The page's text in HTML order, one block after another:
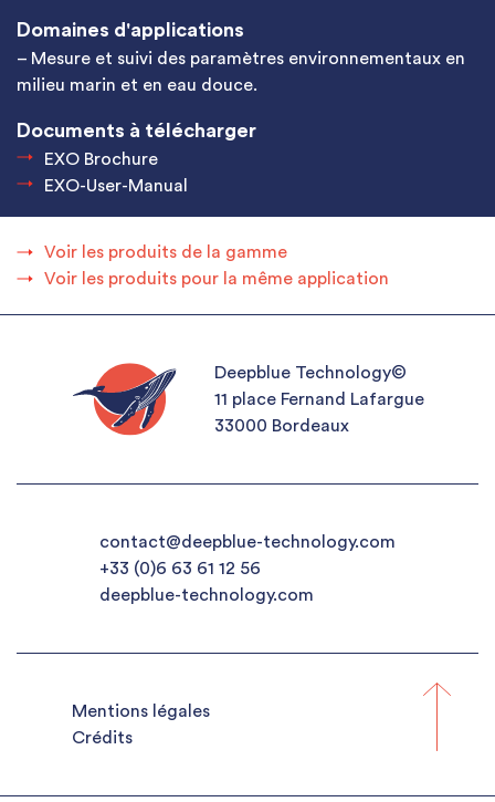
Domaines d'applications
– Mesure et suivi des paramètres environnementaux en
milieu marin et en eau douce.
Documents à télécharger
EXO Brochure
EXO-User-Manual
Voir les produits de la gamme
Voir les produits pour la même application
Deepblue Technology©
11 place Fernand Lafargue
33000 Bordeaux
contact@deepblue-technology.com
+33 (0)6 63 61 12 56
deepblue-technology.com
Mentions légales
Crédits